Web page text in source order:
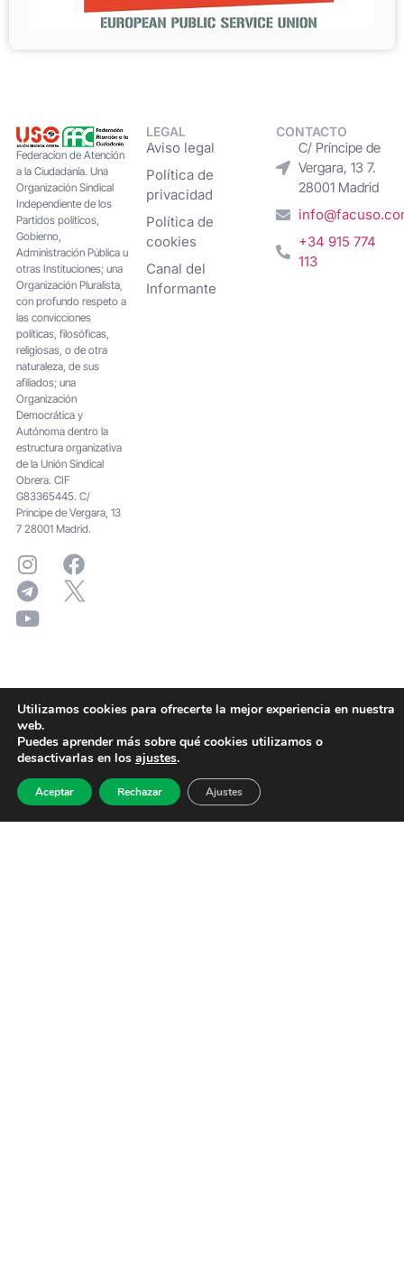
Federacion de Atención
a la Ciudadanía. Una
Organización Sindical
Independiente de los
Partidos políticos,
Gobierno,
Administración Pública u
otras Instituciones; una
Organización Pluralista,
con profundo respeto a
las convicciones
políticas, filosóficas,
religiosas, o de otra
naturaleza, de sus
afiliados; una
Organización
Democrática y
Autónoma dentro la
estructura organizativa
de la Unión Sindical
Obrera. CIF
G83365445. C/
Principe de Vergara, 13
7 28001 Madrid.
LEGAL
Aviso legal
Política de
privacidad
Política de
cookies
Canal del
Informante
CONTACTO
C/ Príncipe de
Vergara, 13 7.
28001 Madrid
+34 915 774
113
Utilizamos cookies para ofrecerte la mejor experiencia en nuestra
web.
Puedes aprender más sobre qué cookies utilizamos o
desactivarlas en los ajustes.
Aceptar Rechazar Ajustes